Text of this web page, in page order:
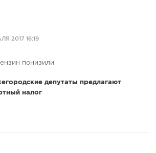
2017 16:19
понизили
депутаты предлагают
налог